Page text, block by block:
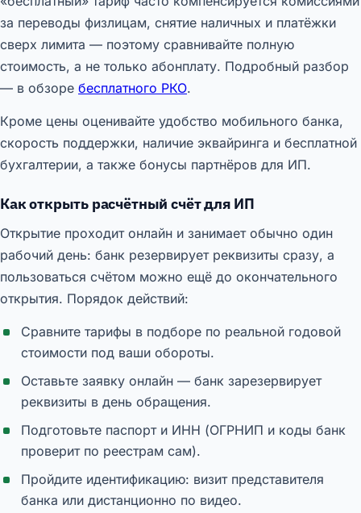
за переводы физлицам, снятие наличных и платёжки
сверх лимита — поэтому сравнивайте полную
стоимость, а не только абонплату. Подробный разбор
— в обзоре бесплатного РКО.
Кроме цены оценивайте удобство мобильного банка,
скорость поддержки, наличие эквайринга и бесплатной
бухгалтерии, а также бонусы партнёров для ИП.
Как открыть расчётный счёт для ИП
Открытие проходит онлайн и занимает обычно один
рабочий день: банк резервирует реквизиты сразу, а
пользоваться счётом можно ещё до окончательного
открытия. Порядок действий:
Сравните тарифы в подборе по реальной годовой
стоимости под ваши обороты.
Оставьте заявку онлайн — банк зарезервирует
реквизиты в день обращения.
Подготовьте паспорт и ИНН (ОГРНИП и коды банк
проверит по реестрам сам).
Пройдите идентификацию: визит представителя
банка или дистанционно по видео.